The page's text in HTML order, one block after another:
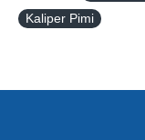
Kaliper Pimi